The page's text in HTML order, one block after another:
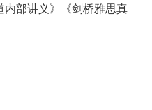
内部讲义》《剑桥雅思真